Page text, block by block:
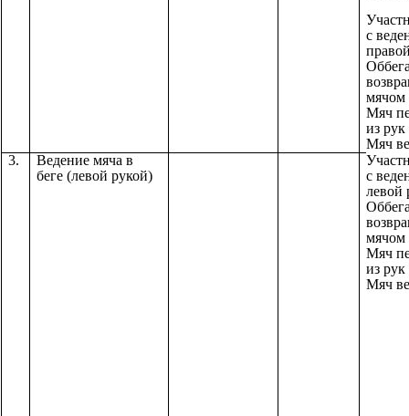
с
мячом
Мяч
из
Мяч
3.
Ведение мяча в
беге (левой рукой)
с
левой
мячом
Мяч
из
Мяч